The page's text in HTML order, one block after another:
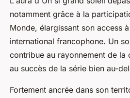
notamment grâce à la
Monde, élargissant son access
international francophone. Un
contribue au rayonnement de la
au succès de la série bien au-
Fortement ancrée dans son